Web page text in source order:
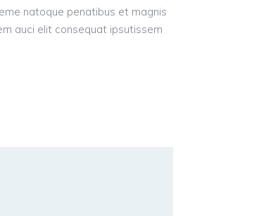
natoque penatibus et magnis
auci elit consequat ipsutissem